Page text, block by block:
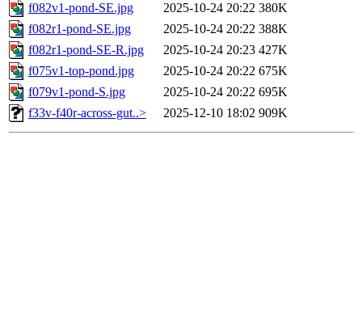
f082v1-pond-SE.jpg
2025-10-24 20:22 380K
f082r1-pond-SE.jpg
2025-10-24 20:22 388K
f082r1-pond-SE-R.jpg
2025-10-24 20:23 427K
f075v1-top-pond.jpg
2025-10-24 20:22 675K
f079v1-pond-S.jpg
2025-10-24 20:22 695K
f33v-f40r-across-gut..>
2025-12-10 18:02 909K